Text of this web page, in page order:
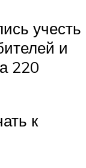
учесть
и
220
к